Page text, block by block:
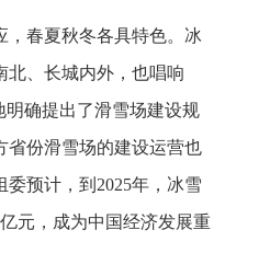
，春夏秋冬各具特色。冰
北、长城内外，也唱响
明确提出了滑雪场建设规
省份滑雪场的建设运营也
委预计，到2025年，冰雪
元，成为中国经济发展重